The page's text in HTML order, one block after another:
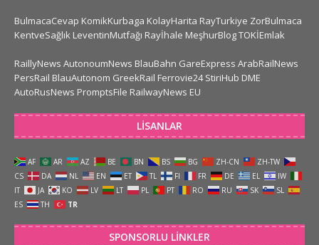
BulmacaCevap KomikKurbaga KolayHarita RayTurkiye ZorBulmaca
KentveSağlık LeventinMutfağı Rayİhale MeşhurBlogTOKİEmlak
RaillyNews AutonoumNews BlauBahn GareExpress ArabRailNews
PersRail BlauAutonom GreekRail Ferrovie24 StiriHub DME
AutoRusNews PromptsFile RailwayNews EU
LISANLAR
AF AR AZ BE BN BS BG ZH-CN
ZH-TW
CS
DA NL EN ET TL FI FR DE EL
IW
IT
JA KO LV LT PL PT RO RU SK
SL
ES
TH TR
SPONSORLU LINKLER